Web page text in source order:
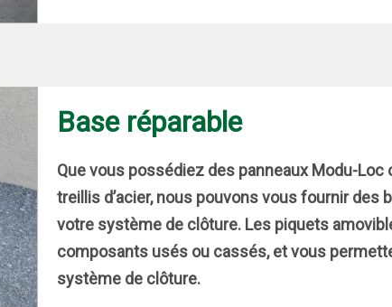
Base réparable
Que vous possédiez des panneaux Modu-
treillis d’acier, nous pouvons vous fournir des
votre système de clôture. Les piquets
composants usés ou cassés, et vous
système de clôture.